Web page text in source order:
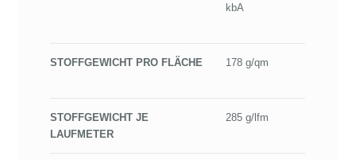
kbA
STOFFGEWICHT PRO FLÄCHE 178 g/qm
STOFFGEWICHT JE
LAUFMETER
285 g/lfm